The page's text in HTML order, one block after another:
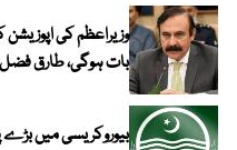
وزیراعظم کی
بات ہوگی، طارق
بیوروکریسی میں بڑے